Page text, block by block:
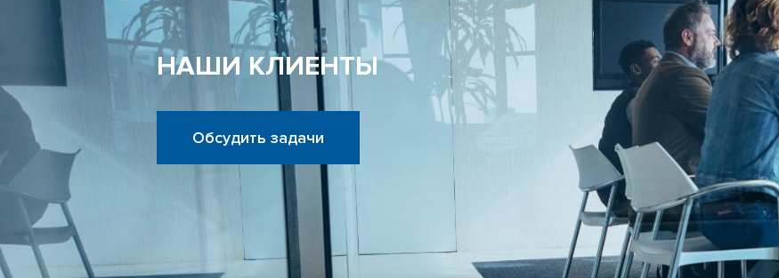
НАШИ КЛИЕНТЫ
Обсудить задачи